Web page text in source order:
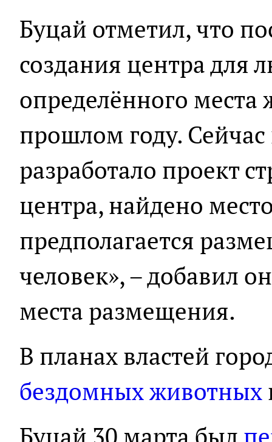
Буцай отметил, что
создания центра для
определённого места
прошлом году. Сейчас
разработало проект
центра, найдено
предполагается
человек», – добавил
места размещения.
В планах властей
бездомных животных